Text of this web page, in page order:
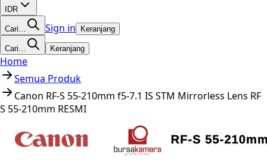
IDR
Cari… Sign in Keranjang
Cari… Keranjang
Home
Semua Produk
Canon RF-S 55-210mm f5-7.1 IS STM Mirrorless Lens RF
S 55-210mm RESMI